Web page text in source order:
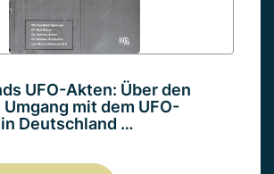
UFO-Akten: Über den
mit dem UFO-
Deutschland …